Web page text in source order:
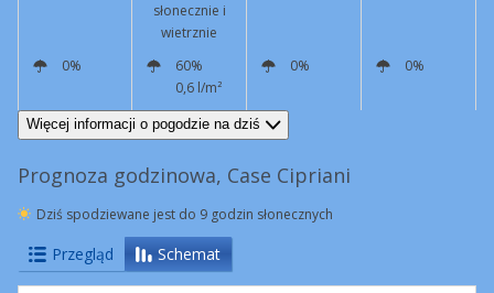
słonecznie i
wietrznie
0%
60%
0,6 l/m²
0% 0%
N
3 km/h SW
9 km/h
Podmuchy
41 km/h
Więcej informacji o pogodzie na dziś
Prognoza godzinowa, Case Cipriani
Dziś spodziewane jest do 9 godzin słonecznych
Przegląd Schemat